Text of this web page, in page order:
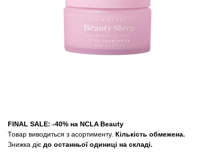
FINAL SALE: -40% на NCLA Beauty
Товар виводиться з асортименту. Кількість обмежена.
Знижка діє до останньої одиниці на складі.